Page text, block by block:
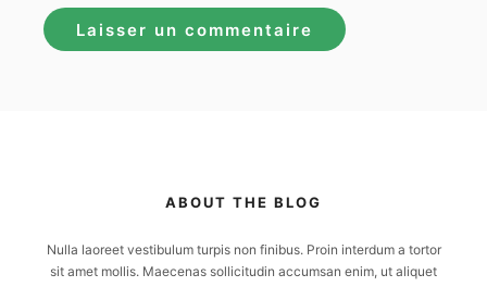
ABOUT THE BLOG
Nulla laoreet vestibulum turpis non finibus. Proin interdum a tortor
sit amet mollis. Maecenas sollicitudin accumsan enim, ut aliquet